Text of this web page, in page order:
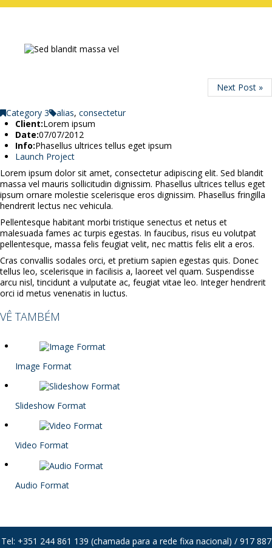
Next Post »
Category 3 alias, consectetur
Client:Lorem ipsum
Date:07/07/2012
Info:Phasellus ultrices tellus eget ipsum
Launch Project
Lorem ipsum dolor sit amet, consectetur adipiscing elit. Sed blandit
massa vel mauris sollicitudin dignissim. Phasellus ultrices tellus eget
ipsum ornare molestie scelerisque eros dignissim. Phasellus fringilla
hendrerit lectus nec vehicula.
Pellentesque habitant morbi tristique senectus et netus et
malesuada fames ac turpis egestas. In faucibus, risus eu volutpat
pellentesque, massa felis feugiat velit, nec mattis felis elit a eros.
Cras convallis sodales orci, et pretium sapien egestas quis. Donec
tellus leo, scelerisque in facilisis a, laoreet vel quam. Suspendisse
arcu nisl, tincidunt a vulputate ac, feugiat vitae leo. Integer hendrerit
orci id metus venenatis in luctus.
VÊ TAMBÉM
Image Format
Slideshow Format
Video Format
Audio Format
Tel: +351 244 861 139 (chamada para a rede fixa nacional) / 917 887